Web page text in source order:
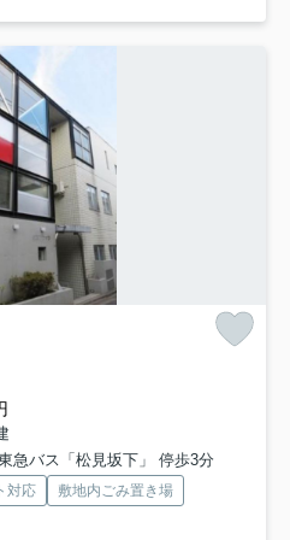
急バス「松見坂下」 停歩3分
対応
敷地内ごみ置き場